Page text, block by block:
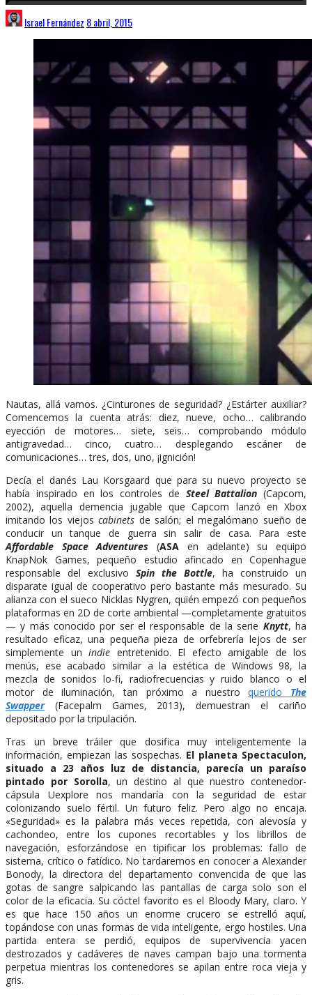
Israel Fernández 8 abril, 2015
Nautas, allá vamos. ¿Cinturones de seguridad? ¿Estárter auxiliar?
Comencemos la cuenta atrás: diez, nueve, ocho… calibrando
eyección de motores… siete, seis… comprobando módulo
antigravedad… cinco, cuatro… desplegando escáner de
comunicaciones… tres, dos, uno, ¡ignición!
Decía el danés Lau Korsgaard que para su nuevo proyecto se
había inspirado en los controles de Steel Battalion (Capcom,
2002), aquella demencia jugable que Capcom lanzó en Xbox
imitando los viejoscabinets de salón; el megalómano sueño de
conducir un tanque de guerra sin salir de casa. Para este
Affordable Space Adventures (ASA en adelante) su equipo
KnapNok Games, pequeño estudio afincado en Copenhague
responsable del exclusivo Spin the Bottle, ha construido un
disparate igual de cooperativo pero bastante más mesurado. Su
alianza con el sueco Nicklas Nygren, quién empezó con pequeños
plataformas en 2D de corte ambiental —completamente gratuitos
— y más conocido por ser el responsable de la serie Knytt, ha
resultado eficaz, una pequeña pieza de orfebrería lejos de ser
simplemente un indie entretenido. El efecto amigable de los
menús, ese acabado similar a la estética de Windows 98, la
mezcla de sonidos lo-fi, radiofrecuencias y ruido blanco o el
motor de iluminación, tan próximo a nuestroquerido The
Swapper(Facepalm Games, 2013), demuestran el cariño
depositado por la tripulación.
Tras un breve tráiler que dosifica muy inteligentemente la
información, empiezan las sospechas. El planeta Spectaculon,
situado a 23 años luz de distancia, parecía un paraíso
pintado por Sorolla, un destino al que nuestro contenedor-
cápsula Uexplore nos mandaría con la seguridad de estar
colonizando suelo fértil. Un futuro feliz. Pero algo no encaja.
«Seguridad» es la palabra más veces repetida, con alevosía y
cachondeo, entre los cupones recortables y los librillos de
navegación, esforzándose en tipificar los problemas: fallo de
sistema, crítico o fatídico. No tardaremos en conocer a Alexander
Bonody, la directora del departamento convencida de que las
gotas de sangre salpicando las pantallas de carga solo son el
color de la eficacia. Su cóctel favorito es el Bloody Mary, claro. Y
es que hace 150 años un enorme crucero se estrelló aquí,
topándose con unas formas de vida inteligente, ergo hostiles. Una
partida entera se perdió, equipos de supervivencia yacen
destrozados y cadáveres de naves campan bajo una tormenta
perpetua mientras los contenedores se apilan entre roca vieja y
gris.